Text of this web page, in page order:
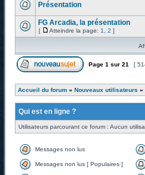
Présentation
FG Arcadia, la présentation
[ Atteindre la page: 1 2 ]
Page 1 sur 21 [
Accueil du forum » Nouveaux utilisateurs »
Qui est en ligne ?
Utilisateurs parcourant ce forum : Aucun
Messages non lus
Messages non lus [ Populaires ]